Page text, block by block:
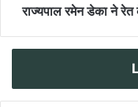
राज्यपाल रमेन डेका ने रेत